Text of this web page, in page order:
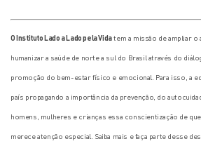
O Instituto Lado a Lado pela Vidatem a missão de ampliar o
humanizar a saúde de norte a sul do Brasil através do
promoção do bem-estar físico e emocional. Para isso, a
país propagando a importância da prevenção, do
homens, mulheres e crianças essa conscientização de
merece atenção especial. Saiba mais e faça parte desse